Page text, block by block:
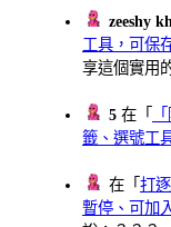
zeeshy
工具，可保
享這個實用
5 在「
籤、選號工
在「打
暫停、可加